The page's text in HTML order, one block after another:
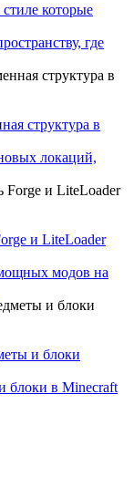
которые
где
структура в
локаций,
и LiteLoader
модов на
и блоки
блоки в Minecraft